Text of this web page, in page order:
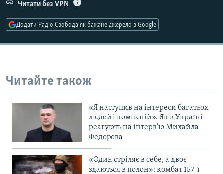
Читати без VPN
Додати Радіо Свобода як бажане джерело в Google
Читайте також
«Я наступив на інтереси багатьох
людей і компаній». Як в Україні
реагують на інтерв’ю Михайла
Федорова
«Один стріляє в себе, а двоє
здаються в полон»: комбат 157-ї